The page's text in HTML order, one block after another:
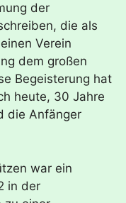
der
die als
Verein
dem großen
Begeisterung hat
heute, 30 Jahre
die Anfänger
war ein
in der